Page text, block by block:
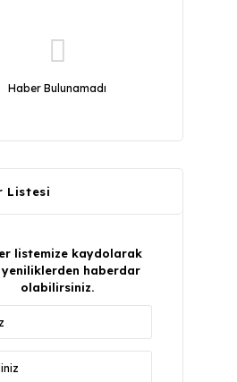
Haber Bulunamadı
Listesi
listemize kaydolarak
haberdar
olabilirsiniz.